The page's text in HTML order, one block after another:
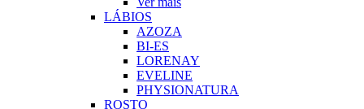
LÁBIOS
AZOZA
BI-ES
LORENAY
EVELINE
PHYSIONATURA
ROSTO